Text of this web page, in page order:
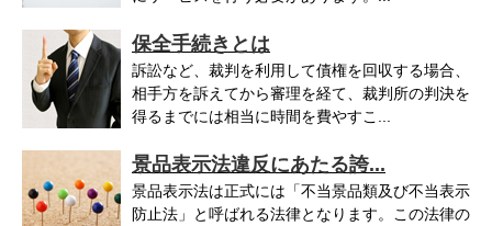
保全手続きとは
訴訟など、裁判を利用して債権を回収する場合、
相手方を訴えてから審理を経て、裁判所の判決を
得るまでには相当に時間を費やすこ...
景品表示法違反にあたる誇...
景品表示法は正式には「不当景品類及び不当表示
防止法」と呼ばれる法律となります。この法律の